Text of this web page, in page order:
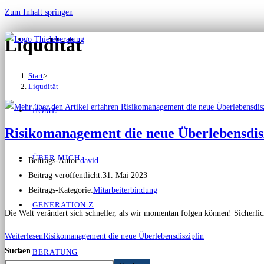
Zum Inhalt springen
HOME
ÜBER MICH
GENERATION Z
BERATUNG
Liqudität
Start>
Liqudität
Risikomanagement die neue
Beitrags-Autor:david
Beitrag veröffentlicht:31. Mai 2023
Beitrags-Kategorie:Mitarbeiterbindung
Die Welt verändert sich schneller, als wir momentan folgen können!
WeiterlesenRisikomanagement die neue Überlebensdisziplin
Suchen